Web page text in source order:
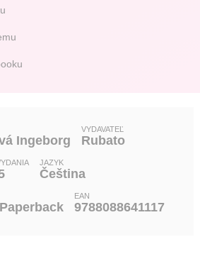
Ingeborg
VYDAVATEĽ
Rubato
JAZYK
Čeština
EAN
9788088641117